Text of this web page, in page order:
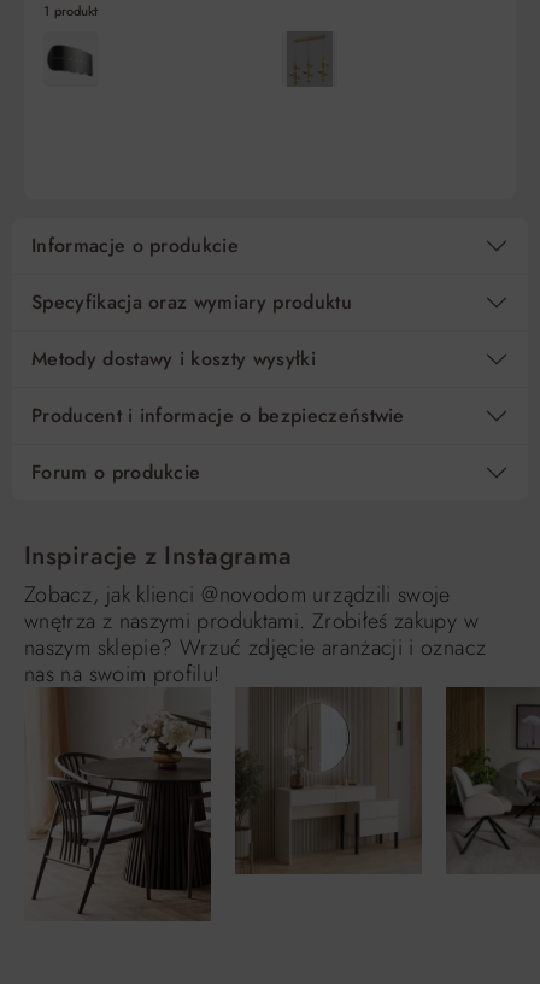
0%
0%
1 produkt
Informacje o produkcie
Specyfikacja oraz wymiary produktu
Metody dostawy i koszty wysyłki
Producent i informacje o bezpieczeństwie
Forum o produkcie
Inspiracje z Instagrama
Zobacz, jak klienci @novodom urządzili swoje
wnętrza z naszymi produktami. Zrobiłeś zakupy w
naszym sklepie? Wrzuć zdjęcie aranżacji i oznacz
nas na swoim profilu!